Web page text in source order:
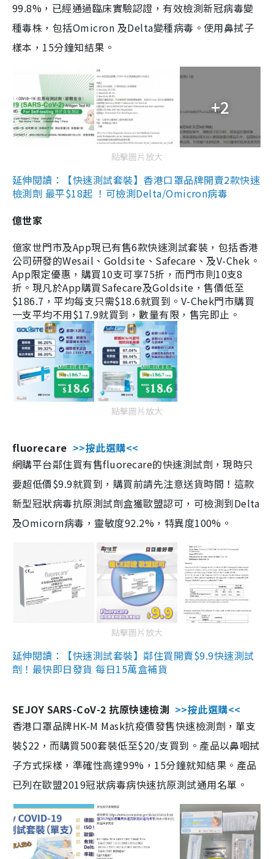
99.8%，已經通過臨床實驗認證，有效檢測新冠病毒變
種毒株，包括Omicron 及Delta變種病毒。使用鼻拭子
樣本，15分鐘知結果。
+2
點擊圖片放大
延伸閱讀：【快速測試套裝】香港口罩品牌開賣2款快速
檢測劑 最平$18起 ！可檢測Delta/Omicron病毒
億世家
億家世門市及App現已有售6款快速測試套裝，包括香港
公司研發的Wesail、Goldsite、Safecare、及V-Chek。
App限定優惠，購買10支可享75折，而門市則10支8
折。現凡於App購買Safecare及Goldsite，售價低至
$186.7，平均每支只需$18.6就買到。V-Chek門市購買
一支平均不用$17.9就買到，數量有限，售完即止。
點擊圖片放大
fluorecare >>按此選購<<
網購平台鄰住買有售fluorecare的快速測試劑，現時只
要超低價$9.9就買到，購買前請先注意送貨時間！這款
新型冠狀病毒抗原測試劑盒獲歐盟認可，可檢測到Delta
及Omicorn病毒，靈敏度92.2%，特異度100%。
點擊圖片放大
延伸閱讀：【快速測試套裝】鄰住買開賣$9.9快速測試
劑！最快即日發貨 每日15萬盒補貨
SEJOY SARS-CoV-2 抗原快速檢測 >>按此選購<<
香港口罩品牌HK-M Mask抗疫價發售快速檢測劑，單支
裝$22，而購買500套裝低至$20/支買到。產品以鼻咽拭
子方式採樣，準確性高達99%，15分鐘就知結果。產品
已列在歐盟2019冠狀病毒病快速抗原測試通用名單。